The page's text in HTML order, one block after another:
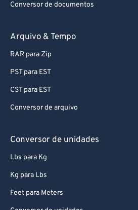
Conversor de documentos
Arquivo & Tempo
RAR para Zip
PST para EST
CST para EST
Conversor de arquivo
Conversor de unidades
Lbs para Kg
Kg para Lbs
Feet para Meters